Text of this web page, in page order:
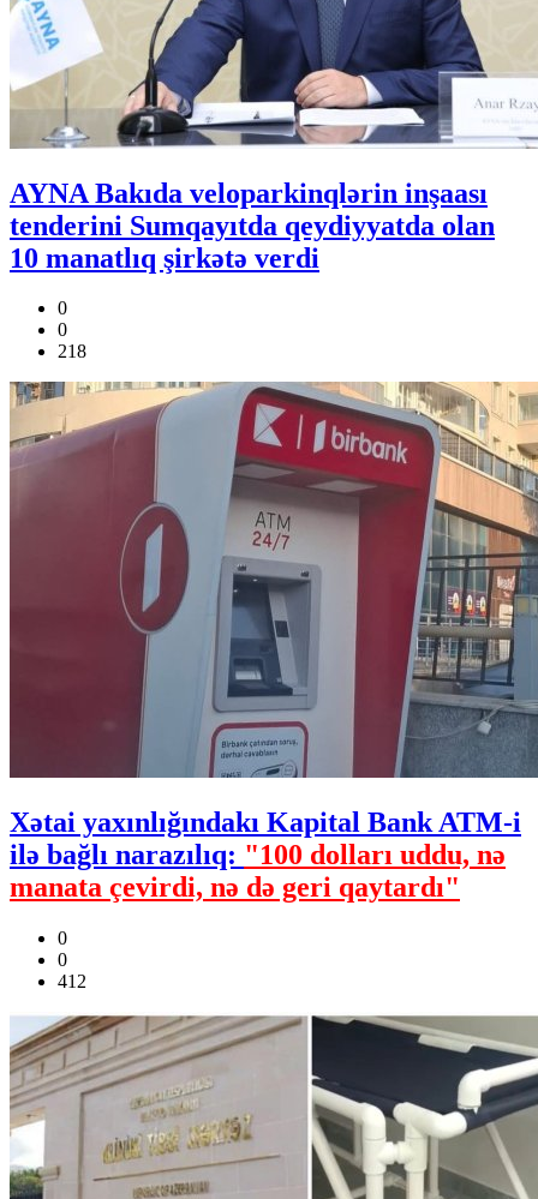
AYNA Bakıda veloparkinqlərin inşaası
tenderini Sumqayıtda qeydiyyatda olan
10 manatlıq şirkətə verdi
0
0
218
Xətai yaxınlığındakı Kapital Bank ATM-i
ilə bağlı narazılıq: "100 dolları uddu, nə
manata çevirdi, nə də geri qaytardı"
0
0
412